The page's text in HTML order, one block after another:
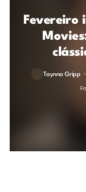
Fevereiro
Taynna Gripp